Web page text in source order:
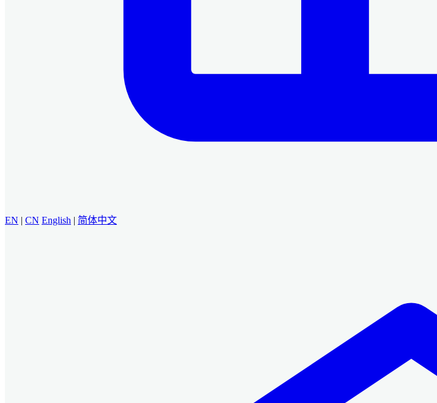
EN | CN English | 简体中文